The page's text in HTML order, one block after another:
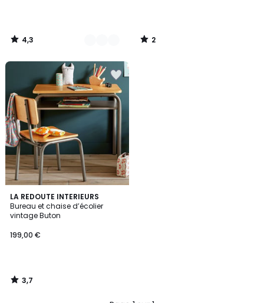
4,3
/
2
/
LA REDOUTE INTERIEURS
Bureau et chaise d’écolier
vintage Buton
199,00 €
3,7
/ 5
3,7
/